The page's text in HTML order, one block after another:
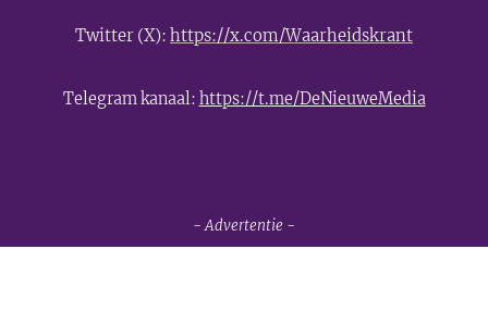
Twitter (X): https://x.com/Waarheidskrant
Telegram kanaal: https://t.me/DeNieuweMedia
- Advertentie -